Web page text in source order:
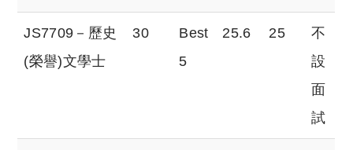
JS7709－歷史
(榮譽)文學士
30
Best
5
25.6 25
不
設
面
試